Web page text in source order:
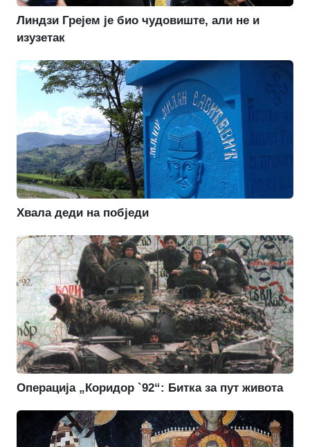
Линдзи Грејем је био чудовиште, али не и
изузетак
Хвала деди на побједи
Операција „Коридор `92“: Битка за пут живота